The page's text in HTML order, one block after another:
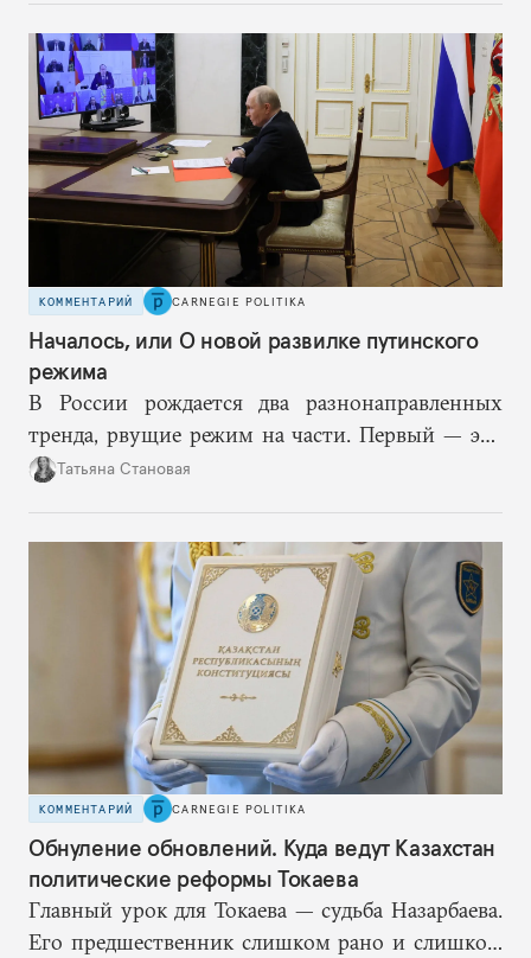
КОММЕНТАРИЙ CARNEGIE POLITIKA
Началось, или О новой развилке путинского
режима
В России рождается два разнонаправленных
тренда, рвущие режим на части. Первый — это
путинская логика войны, где эскалация влечет за
возможностей, на компетентность в принятии
решений и адекватное целеполагание.
Татьяна Становая
КОММЕНТАРИЙ CARNEGIE POLITIKA
Обнуление обновлений. Куда ведут Казахстан
политические реформы Токаева
Главный урок для Токаева — судьба Назарбаева.
Его предшественник слишком рано и слишком